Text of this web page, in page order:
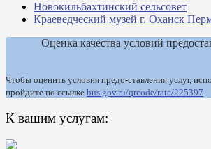
Новокильбахтинский сельсовет
Краеведческий музей г. Оханск
Оценка качества условий
Чтобы оценить условия предо-ставления услуг,
пройдите по ссылке bus.gov.ru/qrcode/rate/225397
К вашим услугам: